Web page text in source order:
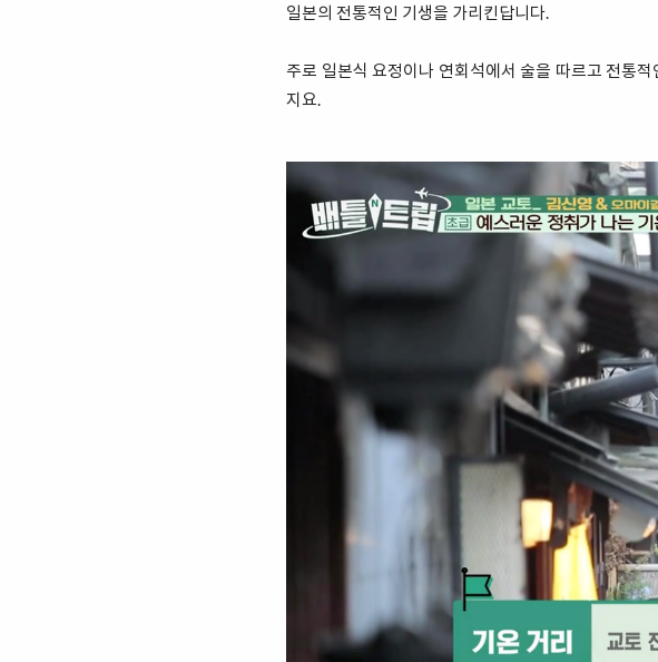
일본의 전통적인 기생을 가리킨답니다.
주로 일본식 요정이나 연회석에서 술을 따르고 전통
지요.